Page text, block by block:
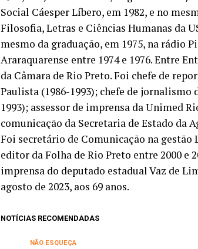
Social Cáesper Líbero, em 1982, e no
Filosofia, Letras e Ciências Humanas da
mesmo da graduação, em 1975, na rádio
Araraquarense entre 1974 e 1976. Entre
da Câmara de Rio Preto. Foi chefe de
Paulista (1986-1993); chefe de jornalismo
1993); assessor de imprensa da Unimed
comunicação da Secretaria de Estado da
Foi secretário de Comunicação na gestão
editor da Folha de Rio Preto entre 2000 e
imprensa do deputado estadual Vaz de
agosto de 2023, aos 69 anos.
NOTÍCIAS RECOMENDADAS
NÃO ESQUEÇA